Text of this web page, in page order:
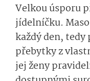
Velkou úsporu
jídelníčku.
každý den,
přebytky z
jej ženy